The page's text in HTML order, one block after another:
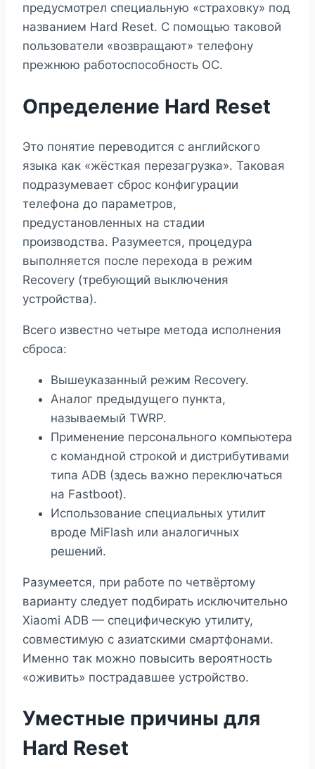
предусмотрел специальную «страховку» под
названием Hard Reset. С помощью таковой
пользователи «возвращают» телефону
прежнюю работоспособность ОС.
Определение Hard Reset
Это понятие переводится с английского
языка как «жёсткая перезагрузка». Таковая
подразумевает сброс конфигурации
телефона до параметров,
предустановленных на стадии
производства. Разумеется, процедура
выполняется после перехода в режим
Recovery (требующий выключения
устройства).
Всего известно четыре метода исполнения
сброса:
Вышеуказанный режим Recovery.
Аналог предыдущего пункта,
называемый TWRP.
Применение персонального компьютера
с командной строкой и дистрибутивами
типа ADB (здесь важно переключаться
на Fastboot).
Использование специальных утилит
вроде MiFlash или аналогичных
решений.
Разумеется, при работе по четвёртому
варианту следует подбирать исключительно
Xiaomi ADB — специфическую утилиту,
совместимую с азиатскими смартфонами.
Именно так можно повысить вероятность
«оживить» пострадавшее устройство.
Уместные причины для
Hard Reset